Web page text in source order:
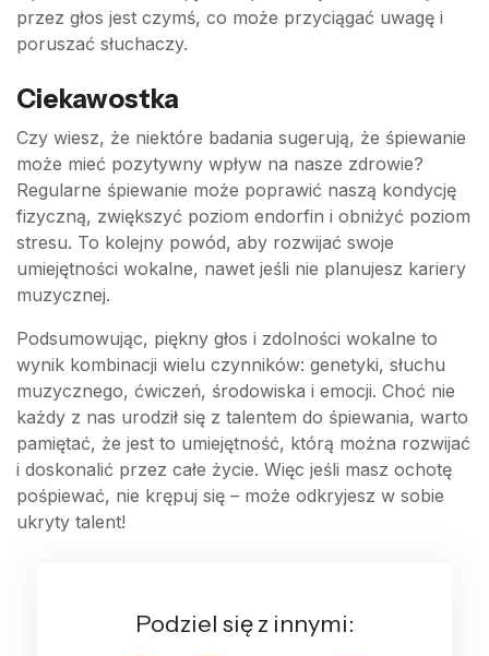
przez głos jest czymś, co może przyciągać uwagę i
poruszać słuchaczy.
Ciekawostka
Czy wiesz, że niektóre badania sugerują, że śpiewanie
może mieć pozytywny wpływ na nasze zdrowie?
Regularne śpiewanie może poprawić naszą kondycję
fizyczną, zwiększyć poziom endorfin i obniżyć poziom
stresu. To kolejny powód, aby rozwijać swoje
umiejętności wokalne, nawet jeśli nie planujesz kariery
muzycznej.
Podsumowując, piękny głos i zdolności wokalne to
wynik kombinacji wielu czynników: genetyki, słuchu
muzycznego, ćwiczeń, środowiska i emocji. Choć nie
każdy z nas urodził się z talentem do śpiewania, warto
pamiętać, że jest to umiejętność, którą można rozwijać
i doskonalić przez całe życie. Więc jeśli masz ochotę
pośpiewać, nie krępuj się – może odkryjesz w sobie
ukryty talent!
Podziel się z innymi: